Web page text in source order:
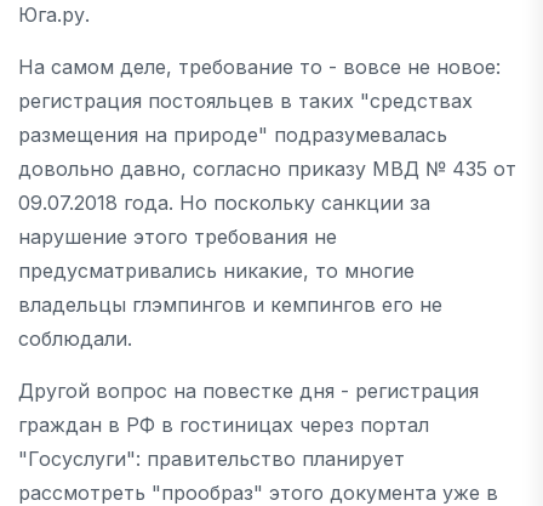
Юга.ру.
На самом деле, требование то - вовсе не новое:
регистрация постояльцев в таких "средствах
размещения на природе" подразумевалась
довольно давно, согласно приказу МВД № 435 от
09.07.2018 года. Но поскольку санкции за
нарушение этого требования не
предусматривались никакие, то многие
владельцы глэмпингов и кемпингов его не
соблюдали.
Другой вопрос на повестке дня - регистрация
граждан в РФ в гостиницах через портал
"Госуслуги": правительство планирует
рассмотреть "прообраз" этого документа уже в